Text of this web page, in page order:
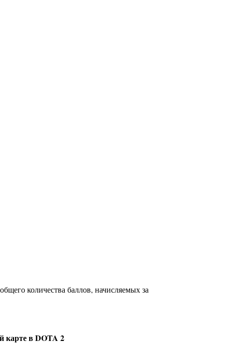
количества баллов, начисляемых за
карте в DOTA 2